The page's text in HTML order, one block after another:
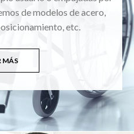
de modelos de acero,
etc.
MÁS